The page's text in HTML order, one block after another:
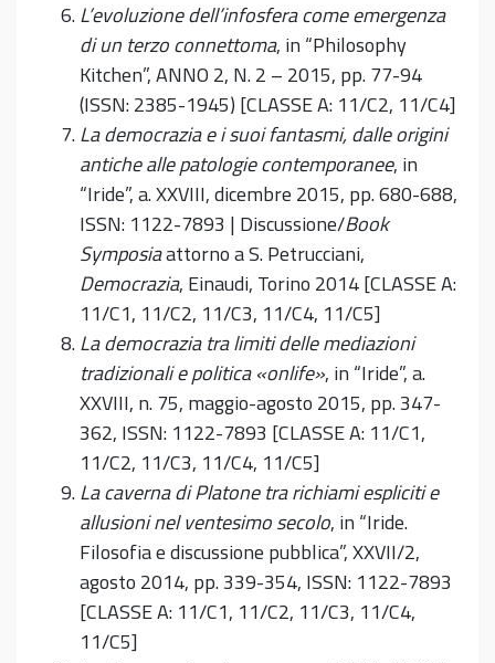
L’evoluzione dell’infosfera come emergenza
di un terzo connettoma, in “Philosophy
Kitchen”, ANNO 2, N. 2 – 2015, pp. 77-94
(ISSN: 2385-1945) [CLASSE A: 11/C2, 11/C4]
La democrazia e i suoi fantasmi, dalle origini
antiche alle patologie contemporanee, in
“Iride”, a. XXVIII, dicembre 2015, pp. 680-688,
ISSN: 1122-7893 | Discussione/Book
Symposiaattorno a S. Petrucciani,
Democrazia, Einaudi, Torino 2014 [CLASSE A:
11/C1, 11/C2, 11/C3, 11/C4, 11/C5]
La democrazia tra limiti delle mediazioni
tradizionali e politica «onlife», in “Iride”, a.
XXVIII, n. 75, maggio-agosto 2015, pp. 347-
362, ISSN: 1122-7893 [CLASSE A: 11/C1,
11/C2, 11/C3, 11/C4, 11/C5]
La caverna di Platone tra richiami espliciti e
allusioni nel ventesimo secolo, in “Iride.
Filosofia e discussione pubblica”, XXVII/2,
agosto 2014, pp. 339-354, ISSN: 1122-7893
[CLASSE A: 11/C1, 11/C2, 11/C3, 11/C4,
11/C5]